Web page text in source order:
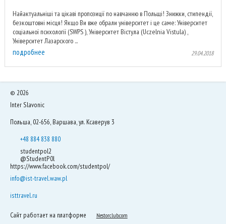
Найактуальніші та цікаві пропозиції по навчанню в Польщі! Знижки, стипендії,
безкоштовні місця! Якщо Ви вже обрали університет і це саме: Університет
соціальної психології (SWPS ), Університет Вістула (Uczelnia Vistula) ,
Університет Лазарского ...
подробнее 29.04.2018
© 2026
Inter Slavonic
Польша, 02-656, Варшава, ул. Ксаверув 3
+48 884 838 880
studentpol2
@StudentP0l
https://www.facebook.com/studentpol/
info@ist-travel.waw.pl
isttravel.ru
Сайт работает на платформе Nestorclub.com